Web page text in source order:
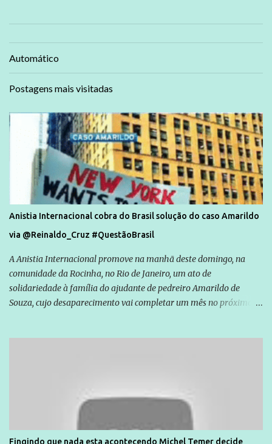
Automático
Postagens mais visitadas
Anistia Internacional cobra do Brasil solução do caso Amarildo
via @Reinaldo_Cruz #QuestãoBrasil
A Anistia Internacional promove na manhã deste domingo, na
comunidade da Rocinha, no Rio de Janeiro, um ato de
solidariedade à família do ajudante de pedreiro Amarildo de
Souza, cujo desaparecimento vai completar um mês no próximo
são vítimas de violência, estão em situação de risco ou têm seus
direitos violados. Leia mais: Anistia Internacional cobra do Brasil
solução do caso Amarildo - Terra Brasil
Fingindo que nada esta acontecendo Michel Temer decide